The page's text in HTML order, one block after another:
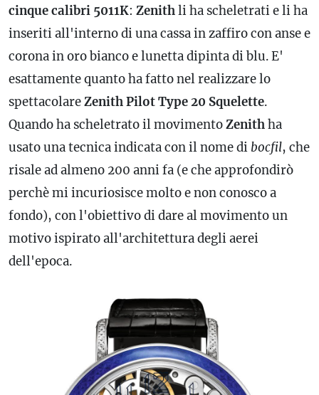
cinque calibri 5011K: Zenithli ha scheletrati e li ha
inseriti all'interno di una cassa in zaffiro con anse e
corona in oro bianco e lunetta dipinta di blu. E'
esattamente quanto ha fatto nel realizzare lo
spettacolareZenith Pilot Type 20 Squelette.
Quando ha scheletrato il movimentoZenithha
usato una tecnica indicata con il nome di bocfil, che
risale ad almeno 200 anni fa (e che approfondirò
perchè mi incuriosisce molto e non conosco a
fondo), con l'obiettivo di dare al movimento un
motivo ispirato all'architettura degli aerei
dell'epoca.